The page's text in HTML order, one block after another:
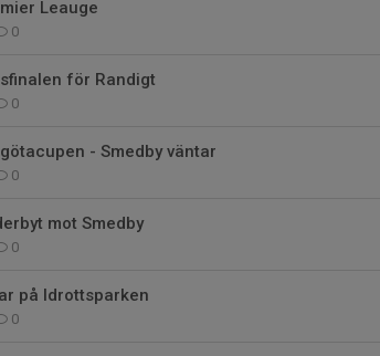
Leauge
0
för Randigt
0
- Smedby väntar
0
mot Smedby
0
på Idrottsparken
0